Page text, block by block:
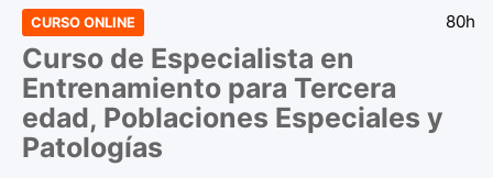
CURSO ONLINE 80h
Curso de Especialista en
Entrenamiento para Tercera
edad, Poblaciones Especiales y
Patologías